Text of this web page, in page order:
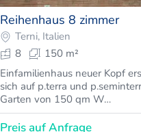
Reihenhaus 8 zimmer
Terni, Italien
8
150 m²
Einfamilienhaus neuer Kopf
sich auf p.terra und
Garten von 150 qm W…
Preis auf Anfrage